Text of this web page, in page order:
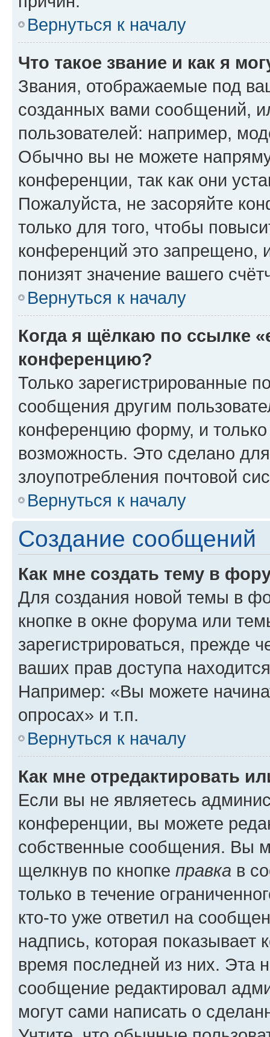
Вернуться к началу
Что такое звание и как я
Звания, отображаемые под
созданных вами сообщений,
пользователей: например,
Обычно вы не можете
конференции, так как они
Пожалуйста, не засоряйте
только для того, чтобы
конференций это запрещено,
понизят значение вашего
Вернуться к началу
Когда я щёлкаю по ссылке
конференцию?
Только зарегистрированные
сообщения другим
конференцию форму, и
возможность. Это сделано
злоупотребления почтовой
Вернуться к началу
Создание сообщений
Как мне создать тему в
Для создания новой темы в
кнопке в окне форума или
зарегистрироваться, прежде
ваших прав доступа
Например: «Вы можете
опросах» и т.п.
Вернуться к началу
Как мне отредактировать
Если вы не являетесь
конференции, вы можете
собственные сообщения. Вы
щелкнув по кнопке правка в
только в течение
кто-то уже ответил на
надпись, которая показывает
время последней из них. Эта
сообщение редактировал
могут сами написать о